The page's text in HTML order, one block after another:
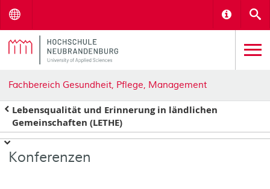
Fachbereich Gesundheit, Pflege, Management
Lebensqualität und Erinnerung in ländlichen
Gemeinschaften (LETHE)
Konferenzen